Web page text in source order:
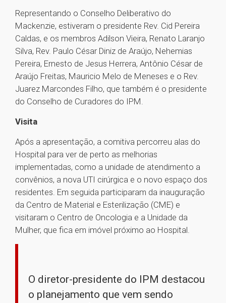
Representando o Conselho Deliberativo do
Mackenzie, estiveram o presidente Rev. Cid Pereira
Caldas, e os membros Adilson Vieira, Renato Laranjo
Silva, Rev. Paulo César Diniz de Araújo, Nehemias
Pereira, Ernesto de Jesus Herrera, Antônio César de
Araújo Freitas, Mauricio Melo de Meneses e o Rev.
Juarez Marcondes Filho, que também é o presidente
do Conselho de Curadores do IPM.
Visita
Após a apresentação, a comitiva percorreu alas do
Hospital para ver de perto as melhorias
implementadas, como a unidade de atendimento a
convênios, a nova UTI cirúrgica e o novo espaço dos
residentes. Em seguida participaram da inauguração
da Centro de Material e Esterilização (CME) e
visitaram o Centro de Oncologia e a Unidade da
Mulher, que fica em imóvel próximo ao Hospital.
O diretor-presidente do IPM destacou
o planejamento que vem sendo